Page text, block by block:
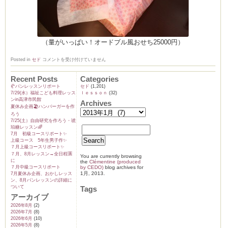
（量がいっぱい！オードブル風おせち25000円）
Posted in セド ク
リ
ス
マ
ス
パ
ー
ィ
ッ
ト
＆
オ
ー
ド
ブ
お
せ
ち
コメントを受け付けていません
Recent Posts
🥐パンレッスンリポート
7/29(水）福祉こども料理レッス
ンin高津市民館
夏休み企画🏖️ハンバーガーを作
ろう
7/25(土）自由研究を作ろう・琥
珀糖レッスン🌈
7月 初級コースリポート✨️
上級コース 5年生男子作✨️
７月上級コースリポート✨️
７月、8月レッスン→全日程🈵
に
７月中級コースリポート
7月夏休み企画、おかしレッス
ン、8月パンレッスンの詳細に
ついて
アーカイブ
2026年8月 (2)
2026年7月 (8)
2026年6月 (10)
2026年5月 (8)
Categories
セド (1,201)
ｌｅｓｓｏｎ (32)
Archives
You are currently browsing
the Clémentine (produced
by CEDO)blog archives for
1月, 2013.
Tags